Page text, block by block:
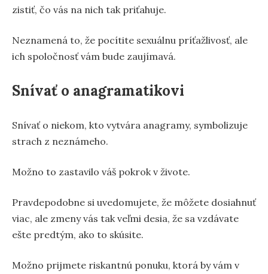
zistiť, čo vás na nich tak priťahuje.
Neznamená to, že pocítite sexuálnu príťažlivosť, ale
ich spoločnosť vám bude zaujímavá.
Snívať o anagramatikovi
Snívať o niekom, kto vytvára anagramy, symbolizuje
strach z neznámeho.
Možno to zastavilo váš pokrok v živote.
Pravdepodobne si uvedomujete, že môžete dosiahnuť
viac, ale zmeny vás tak veľmi desia, že sa vzdávate
ešte predtým, ako to skúsite.
Možno prijmete riskantnú ponuku, ktorá by vám v